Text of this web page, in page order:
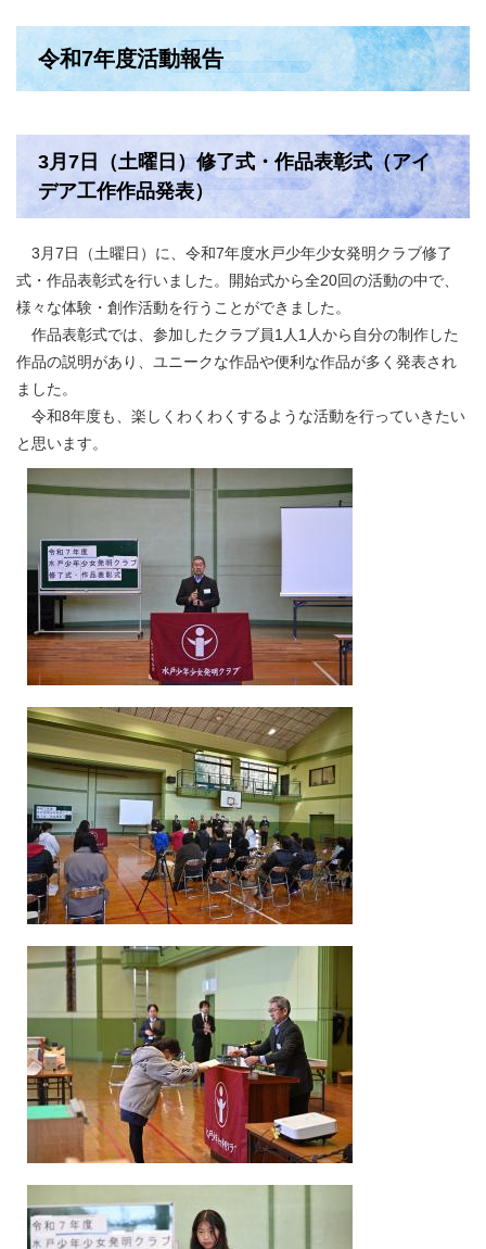
令和7年度活動報告
3月7日（土曜日）修了式・作品表彰式（アイ
デア工作作品発表）
3月7日（土曜日）に、令和7年度水戸少年少女発明クラブ修了
式・作品表彰式を行いました。開始式から全20回の活動の中で、
様々な体験・創作活動を行うことができました。
作品表彰式では、参加したクラブ員1人1人から自分の制作した
作品の説明があり、ユニークな作品や便利な作品が多く発表され
ました。
令和8年度も、楽しくわくわくするような活動を行っていきたい
と思います。